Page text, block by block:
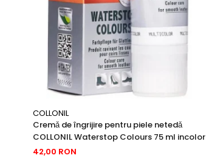
COLLONIL
Cremǎ de îngrijire pentru piele netedǎ
COLLONIL Waterstop Colours 75 ml incolor
42,00 RON